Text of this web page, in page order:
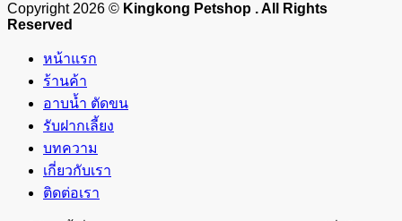
Copyright 2026 © Kingkong Petshop . All Rights
Reserved
หน้าแรก
ร้านค้า
อาบน้ำ ตัดขน
รับฝากเลี้ยง
บทความ
เกี่ยวกับเรา
ติดต่อเรา